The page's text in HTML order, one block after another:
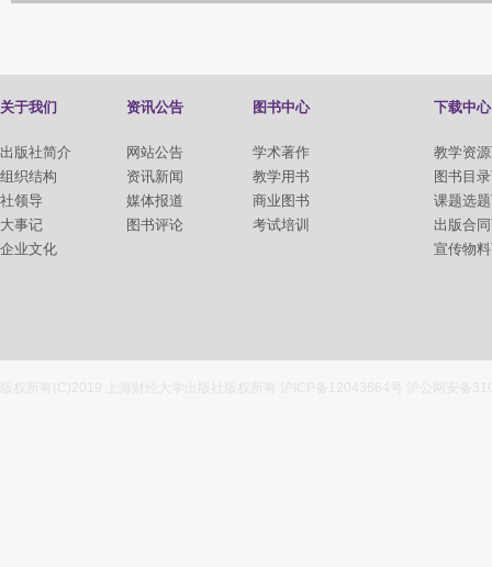
关于我们
出版社简介
组织结构
社领导
大事记
企业文化
资讯公告
网站公告
资讯新闻
媒体报道
图书评论
图书中心
学术著作
教学用书
商业图书
考试培训
下载中心
教学资
图书目
课题选
出版合
宣传物